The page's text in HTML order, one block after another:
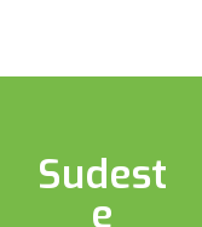
Sudest
e